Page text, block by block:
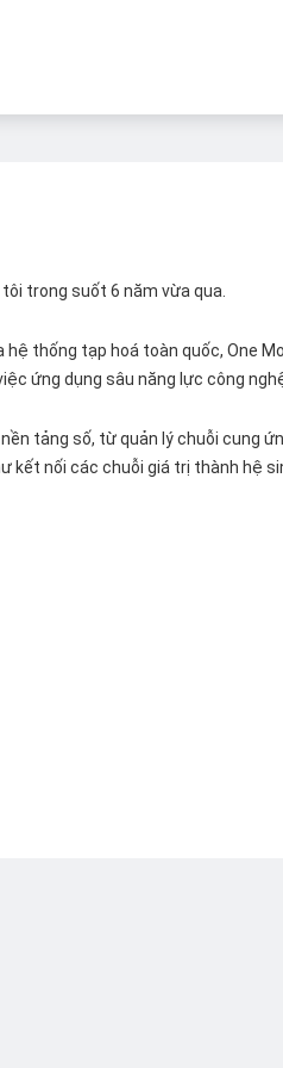
trong suốt 6 năm vừa qua.
thống tạp hoá toàn quốc, One
ứng dụng sâu năng lực công
tảng số, từ quản lý chuỗi cung
nối các chuỗi giá trị thành hệ